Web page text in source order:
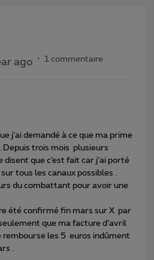
ago 1 commentaire
j’ai demandé à ce que ma prime
trois mois plusieurs
que c’est fait car j’ai porté
tous les canaux possibles .
du combattant pour avoir une
été confirmé fin mars sur X par
que ma facture d’avril
rembourse les 5 euros indûment
.